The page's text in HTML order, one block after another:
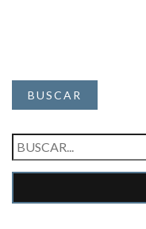
BUSCAR